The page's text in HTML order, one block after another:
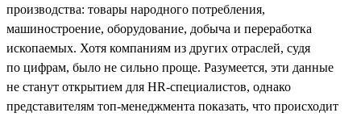
производства: товары народного потребления,
машиностроение, оборудование, добыча и переработка
ископаемых. Хотя компаниям из других отраслей, судя
по цифрам, было не сильно проще. Разумеется, эти данные
не станут открытием для HR-специалистов, однако
представителям топ-менеджмента показать, что происходит